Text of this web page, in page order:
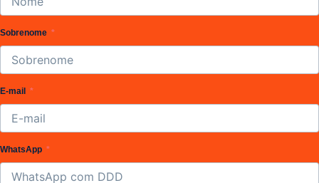
Sobrenome
E-mail
WhatsApp